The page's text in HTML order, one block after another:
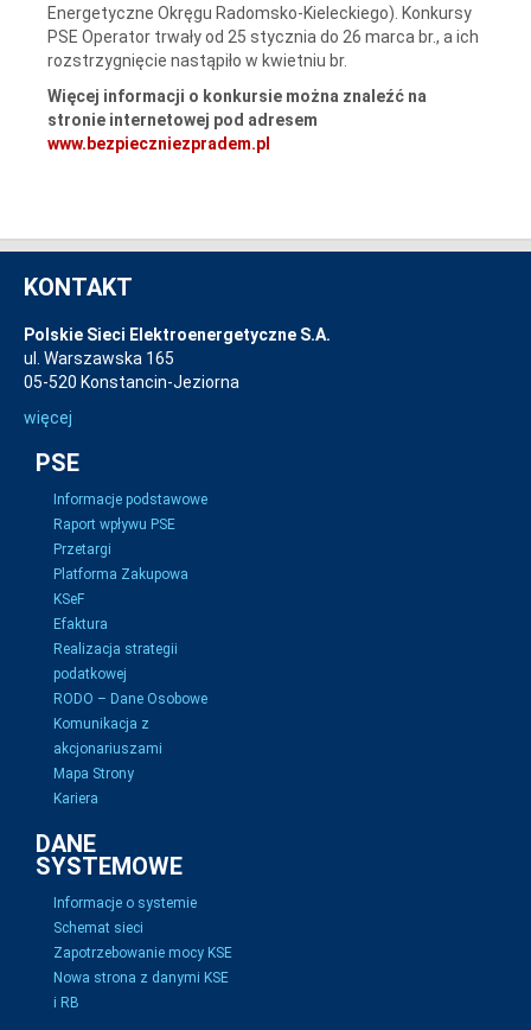
Energetyczne Okręgu Radomsko-Kieleckiego). Konkursy
PSE Operator trwały od 25 stycznia do 26 marca br., a ich
rozstrzygnięcie nastąpiło w kwietniu br.
Więcej informacji o konkursie można znaleźć na
stronie internetowej pod adresem
www.bezpieczniezpradem.pl
KONTAKT
Polskie Sieci Elektroenergetyczne S.A.
ul. Warszawska 165
05-520 Konstancin-Jeziorna
więcej
PSE
Informacje podstawowe
Raport wpływu PSE
Przetargi
Platforma Zakupowa
KSeF
Efaktura
Realizacja strategii
podatkowej
RODO – Dane Osobowe
Komunikacja z
akcjonariuszami
Mapa Strony
Kariera
DANE
SYSTEMOWE
Informacje o systemie
Schemat sieci
Zapotrzebowanie mocy KSE
Nowa strona z danymi KSE
i RB